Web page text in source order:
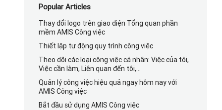
Popular Articles
Thay đổi logo trên giao diện Tổng quan phần
mềm AMIS Công việc
Thiết lập tự động quy trình công việc
Theo dõi các loại công việc cá nhân: Việc của tôi,
Việc cần làm, Liên quan đến tôi,…
Quản lý công việc hiệu quả ngay hôm nay với
AMIS Công việc
Bắt đầu sử dụng AMIS Công việc